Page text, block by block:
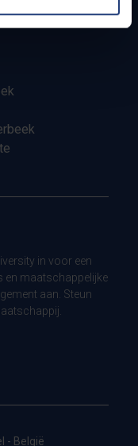
in voor een
en maatschappelijke
aan. Steun
- België